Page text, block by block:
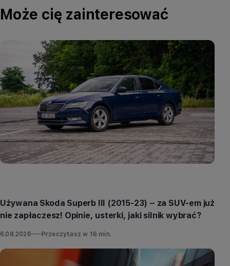
Może cię zainteresować
Używana Skoda Superb III (2015-23) – za SUV-em już
nie zapłaczesz! Opinie, usterki, jaki silnik wybrać?
6.08.2026 Przeczytasz w 16 min.